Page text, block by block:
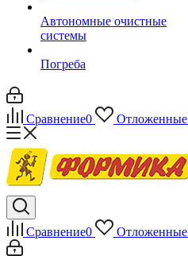
Автономные очистные
системы
Погреба
Сравнение0 Отложенные
Сравнение0 Отложенные